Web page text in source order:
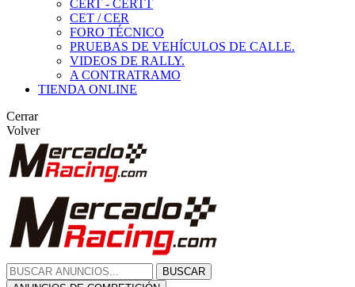
CERT - CERTT
CET / CER
FORO TÉCNICO
PRUEBAS DE VEHÍCULOS DE CALLE.
VIDEOS DE RALLY.
A CONTRATRAMO
TIENDA ONLINE
Cerrar
Volver
BUSCAR